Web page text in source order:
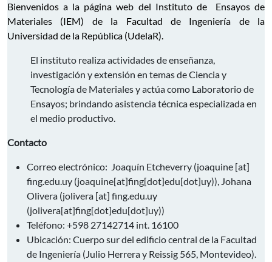
Bienvenidos a la página web del Instituto de Ensayos de
Materiales (IEM) de la Facultad de Ingeniería de la
Universidad de la República (UdelaR).
El instituto realiza actividades de enseñanza,
investigación y extensión en temas de Ciencia y
Tecnología de Materiales y actúa como Laboratorio de
Ensayos; brindando asistencia técnica especializada en
el medio productivo.
Contacto
Correo electrónico: Joaquín Etcheverry (joaquine [at]
fing.edu.uy (joaquine[at]fing[dot]edu[dot]uy)), Johana
Olivera (jolivera [at] fing.edu.uy
(jolivera[at]fing[dot]edu[dot]uy))
Teléfono: +598 27142714 int. 16100
Ubicación: Cuerpo sur del edificio central de la Facultad
de Ingeniería (Julio Herrera y Reissig 565, Montevideo).